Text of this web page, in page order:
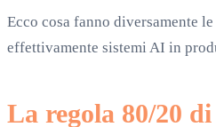
Ecco cosa fanno diversamente
effettivamente sistemi AI in
La regola 80/20